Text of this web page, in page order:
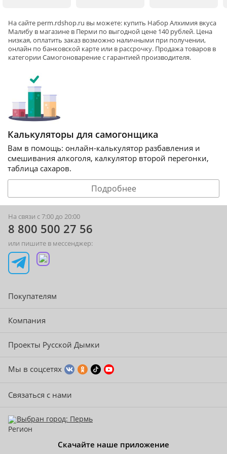
На сайте perm.rdshop.ru вы можете: купить Набор Алхимия вкуса
Малибу в магазине в Перми по выгодной цене 140 рублей. Цена
низкая, оплатить заказ возможно наличными при получении,
онлайн по банковской карте или в рассрочку. Продажа товаров в
категорииСамогоноварениес гарантией производителя.
Калькуляторы для самогонщика
Вам в помощь: онлайн-калькулятор разбавления и
смешивания алкоголя, калкулятор второй перегонки,
таблица сахаров.
Подробнее
На связи с 7:00 до 20:00
8 800 500 27 56
или пишите в мессенджер:
Покупателям
Компания
Проекты Русской Дымки
Мы в соцсетях
Связаться с нами
Выбран город: Пермь
Скачайте наше приложение